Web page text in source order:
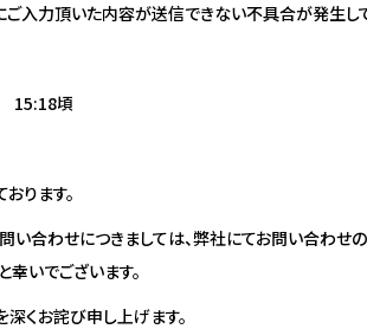
入力頂いた内容が送信できない不具合が発生して
15:18頃
ります。
合わせにつきましては、弊社にてお問い合わせ
いでございます。
くお詫び申し上げます。